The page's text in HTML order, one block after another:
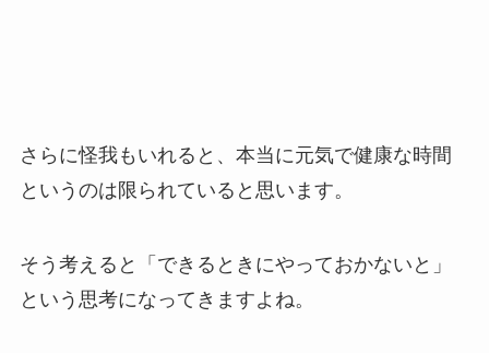
さらに怪我もいれると、本当に元気で健康な時間
というのは限られていると思います。
そう考えると「できるときにやっておかないと」
という思考になってきますよね。